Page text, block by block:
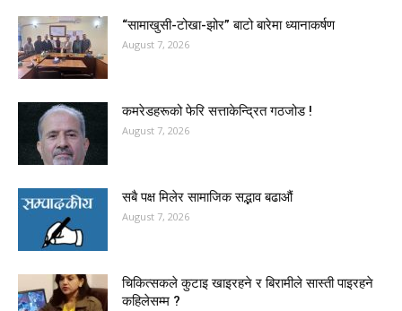
“सामाखुसी-टोखा-झोर” बाटो बारेमा ध्यानाकर्षण
August 7, 2026
कमरेडहरूको फेरि सत्ताकेन्द्रित गठजोड !
August 7, 2026
सबै पक्ष मिलेर सामाजिक सद्भाव बढाऔं
August 7, 2026
चिकित्सकले कुटाइ खाइरहने र बिरामीले सास्ती पाइरहने
कहिलेसम्म ?